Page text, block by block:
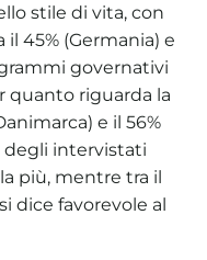
stile di vita, con
45% (Germania) e
governativi
quanto riguarda la
e il 56%
degli intervistati
più, mentre tra il
dice favorevole al